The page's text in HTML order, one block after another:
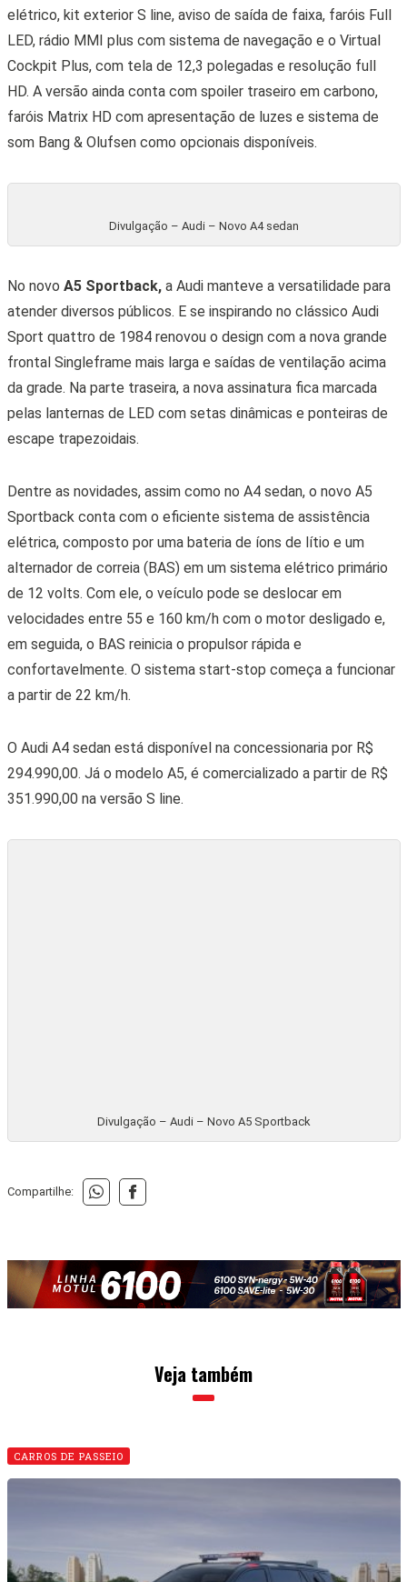
elétrico, kit exterior S line, aviso de saída de faixa, faróis Full
LED, rádio MMI plus com sistema de navegação e o Virtual
Cockpit Plus, com tela de 12,3 polegadas e resolução full
HD. A versão ainda conta com spoiler traseiro em carbono,
faróis Matrix HD com apresentação de luzes e sistema de
som Bang & Olufsen como opcionais disponíveis.
Divulgação – Audi – Novo A4 sedan
No novo A5 Sportback,a Audi manteve a versatilidade para
atender diversos públicos. E se inspirando no clássico Audi
Sport quattro de 1984 renovou o design com a nova grande
frontal Singleframe mais larga e saídas de ventilação acima
da grade. Na parte traseira, a nova assinatura fica marcada
pelas lanternas de LED com setas dinâmicas e ponteiras de
escape trapezoidais.
Dentre as novidades, assim como no A4 sedan, o novo A5
Sportback conta com o eficiente sistema de assistência
elétrica, composto por uma bateria de íons de lítio e um
alternador de correia (BAS) em um sistema elétrico primário
de 12 volts. Com ele, o veículo pode se deslocar em
velocidades entre 55 e 160 km/h com o motor desligado e,
em seguida, o BAS reinicia o propulsor rápida e
confortavelmente. O sistema start-stop começa a funcionar
a partir de 22 km/h.
O Audi A4 sedan está disponível na concessionaria por R$
294.990,00. Já o modelo A5, é comercializado a partir de R$
351.990,00 na versão S line.
Veja também
Ford apresenta seus modelos de viaturas